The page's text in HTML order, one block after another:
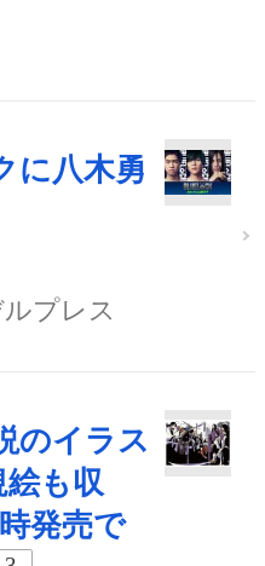
に八木勇
プレス
のイラス
絵も収
発売で